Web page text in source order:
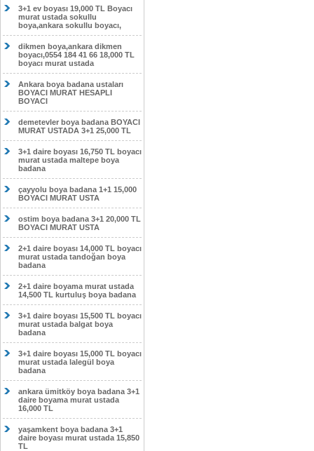
3+1 ev boyası 19,000 TL Boyacı
murat ustada sokullu
boya,ankara sokullu boyacı,
dikmen boya,ankara dikmen
boyacı,0554 184 41 66 18,000 TL
boyacı murat ustada
Ankara boya badana ustaları
BOYACI MURAT HESAPLI
BOYACI
demetevler boya badana BOYACI
MURAT USTADA 3+1 25,000 TL
3+1 daire boyası 16,750 TL boyacı
murat ustada maltepe boya
badana
çayyolu boya badana 1+1 15,000
BOYACI MURAT USTA
ostim boya badana 3+1 20,000 TL
BOYACI MURAT USTA
2+1 daire boyası 14,000 TL boyacı
murat ustada tandoğan boya
badana
2+1 daire boyama murat ustada
14,500 TL kurtuluş boya badana
3+1 daire boyası 15,500 TL boyacı
murat ustada balgat boya
badana
3+1 daire boyası 15,000 TL boyacı
murat ustada lalegül boya
badana
ankara ümitköy boya badana 3+1
daire boyama murat ustada
16,000 TL
yaşamkent boya badana 3+1
daire boyası murat ustada 15,850
TL